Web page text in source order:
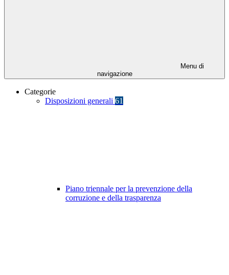
Menu di
navigazione
Categorie
Disposizioni generali 61
Piano triennale per la prevenzione della
corruzione e della trasparenza